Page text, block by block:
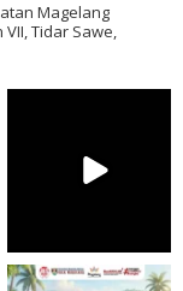
Magelang
VII, Tidar Sawe,